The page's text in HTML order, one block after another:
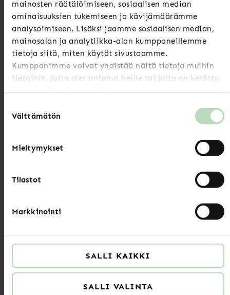
mainosten räätälöimiseen, sosiaalisen median
ominaisuuksien tukemiseen ja kävijämäärämme
analysoimiseen. Lisäksi jaamme sosiaalisen median,
mainosalan ja analytiikka-alan kumppaneillemme
tietoja siitä, miten käytät sivustoamme.
Kumppanimme voivat yhdistää näitä tietoja muihin
tietoihin, joita olet antanut heille tai joita on kerätty,
kun olet käyttänyt heidän palvelujaan.
valinta
Välttämätön
Mieltymykset
Tilastot
Markkinointi
SALLI KAIKKI
SALLI VALINTA
YTN: Ansökan om strejkunderstöd inom
teknologiindustrin
YTN: Applying for strike allowance for the
technology industry